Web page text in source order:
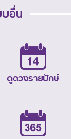
บอื่น
ดูดวงรายปักษ์